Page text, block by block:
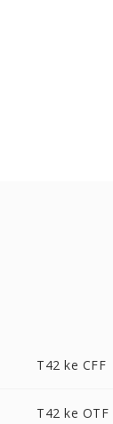
T42 ke CFF
T42 ke OTF